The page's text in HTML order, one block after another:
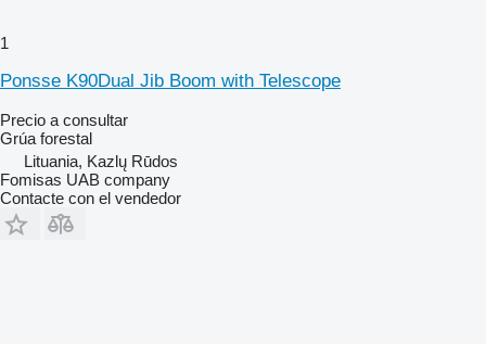
1
Ponsse K90Dual Jib Boom with Telescope
Precio a consultar
Grúa forestal
Lituania, Kazlų Rūdos
Fomisas UAB company
Contacte con el vendedor